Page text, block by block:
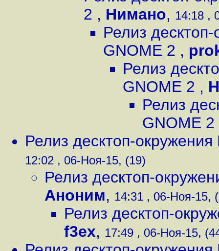
2 , Нимано, 14:18 ,
Релиз
GNOME 2 ,
Релиз
GNOME 2 ,
Релиз
GNOME 2
Релиз десктоп-
12:02 , 06-Ноя-15, (19)
Релиз десктоп-
Аноним, 14:31 , 06-Ноя-15,
Релиз десктоп-
f3ex, 17:49 , 06-Ноя-15,